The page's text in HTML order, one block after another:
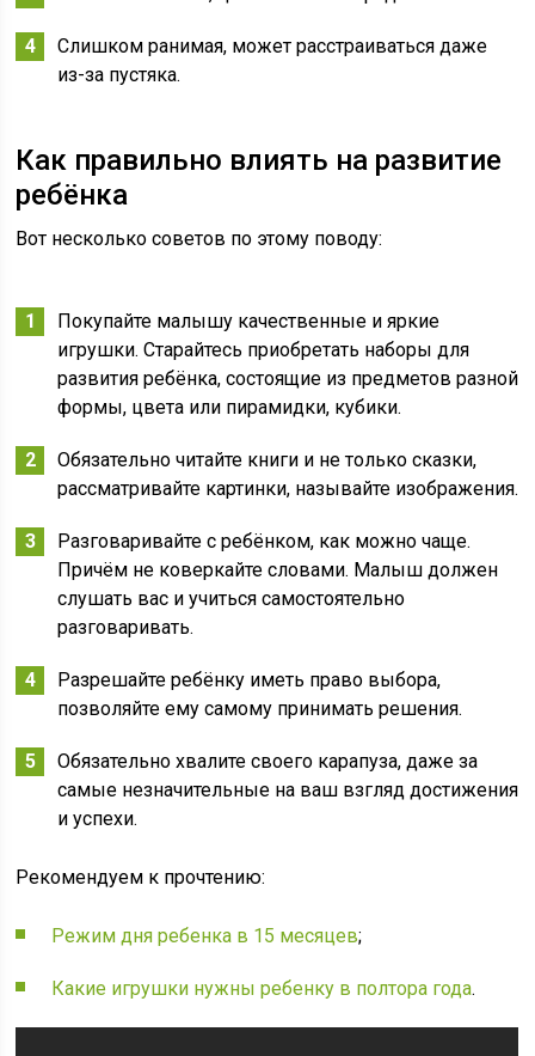
Слишком ранимая, может расстраиваться даже
из-за пустяка.
Как правильно влиять на развитие
ребёнка
Вот несколько советов по этому поводу:
Покупайте малышу качественные и яркие
игрушки. Старайтесь приобретать наборы для
развития ребёнка, состоящие из предметов разной
формы, цвета или пирамидки, кубики.
Обязательно читайте книги и не только сказки,
рассматривайте картинки, называйте изображения.
Разговаривайте с ребёнком, как можно чаще.
Причём не коверкайте словами. Малыш должен
слушать вас и учиться самостоятельно
разговаривать.
Разрешайте ребёнку иметь право выбора,
позволяйте ему самому принимать решения.
Обязательно хвалите своего карапуза, даже за
самые незначительные на ваш взгляд достижения
и успехи.
Рекомендуем к прочтению:
Режим дня ребенка в 15 месяцев;
Какие игрушки нужны ребенку в полтора года.